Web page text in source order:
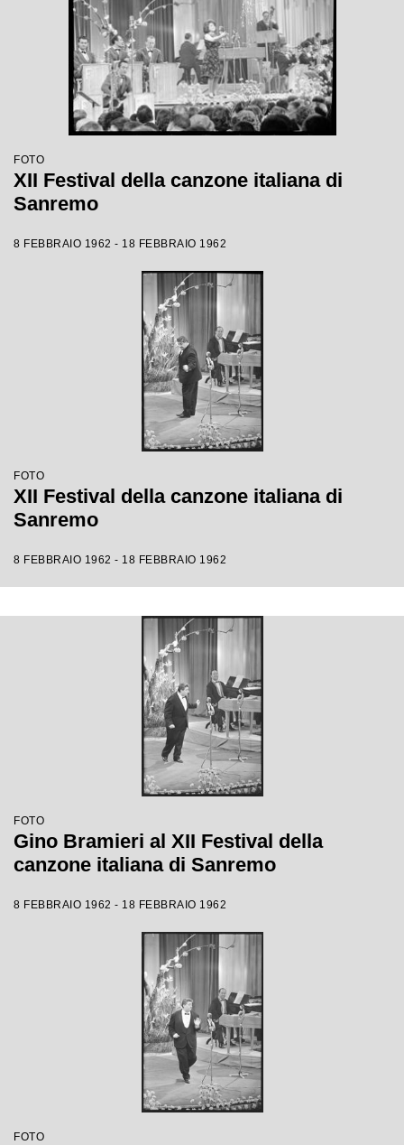
FOTO
XII Festival della canzone italiana di
Sanremo
8 FEBBRAIO 1962 - 18 FEBBRAIO 1962
FOTO
XII Festival della canzone italiana di
Sanremo
8 FEBBRAIO 1962 - 18 FEBBRAIO 1962
FOTO
Gino Bramieri al XII Festival della
canzone italiana di Sanremo
8 FEBBRAIO 1962 - 18 FEBBRAIO 1962
FOTO